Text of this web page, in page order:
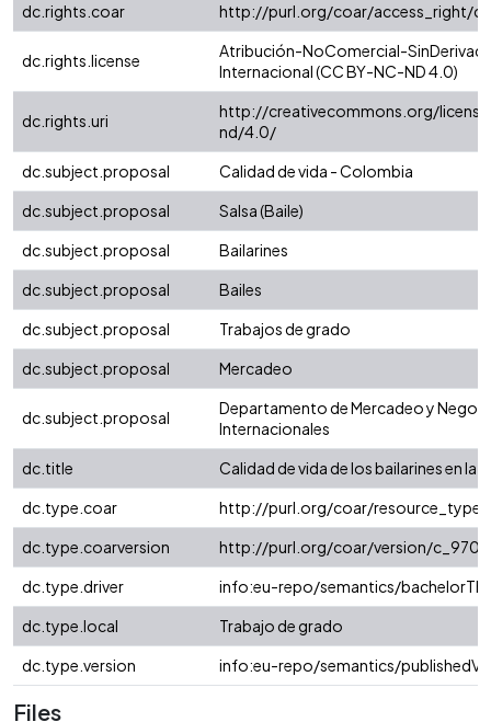
dc.rights.coar
http://purl.org/coar/access_right/
dc.rights.license
Atribución-NoComercial-
Internacional (CC BY-NC-ND 4.0)
dc.rights.uri
http://creativecommons.org/
nd/4.0/
dc.subject.proposal
Calidad de vida - Colombia
dc.subject.proposal
Salsa (Baile)
dc.subject.proposal
Bailarines
dc.subject.proposal
Bailes
dc.subject.proposal
Trabajos de grado
dc.subject.proposal
Mercadeo
dc.subject.proposal
Departamento de Mercadeo y
Internacionales
dc.title
Calidad de vida de los bailarines en la
dc.type.coar
http://purl.org/coar/resource_type/
dc.type.coarversion
http://purl.org/coar/version/
dc.type.driver
info:eu-repo/semantics/
dc.type.local
Trabajo de grado
dc.type.version
info:eu-repo/semantics/
Files